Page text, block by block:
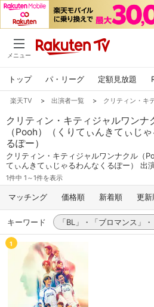
メニュー
トップ パ・リーグ 定額見放題
楽天TV > 出演者一覧 > クリティン・キ
クリティン・キティジャルワンナ
（Pooh）（くりてぃんきてぃじゃ
るぽー）
クリティン・キティジャルワンナクル（
てぃんきてぃじゃるわんなくるぽー） 出
1件中 1～1件を表示
マッチング 価格順 新着順 更新
キーワード 「BL」・「ブロマンス」
1